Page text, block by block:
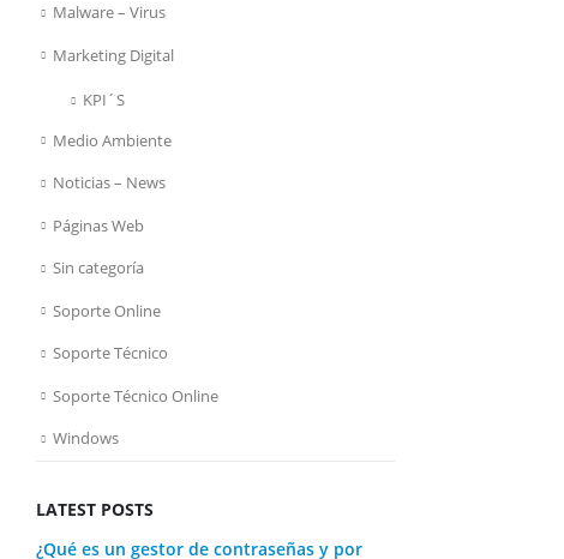
Malware – Virus
Marketing Digital
KPI´S
Medio Ambiente
Noticias – News
Páginas Web
Sin categoría
Soporte Online
Soporte Técnico
Soporte Técnico Online
Windows
LATEST POSTS
¿Qué es un gestor de contraseñas y por